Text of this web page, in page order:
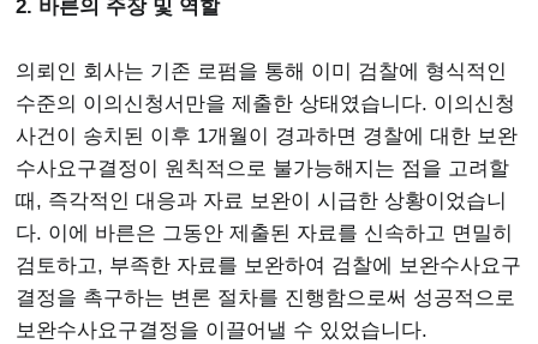
2. 바른의 주장 및 역할
의뢰인 회사는 기존 로펌을 통해 이미 검찰에 형식적인
수준의 이의신청서만을 제출한 상태였습니다. 이의신청
사건이 송치된 이후 1개월이 경과하면 경찰에 대한 보완
수사요구결정이 원칙적으로 불가능해지는 점을 고려할
때, 즉각적인 대응과 자료 보완이 시급한 상황이었습니
다. 이에 바른은 그동안 제출된 자료를 신속하고 면밀히
검토하고, 부족한 자료를 보완하여 검찰에 보완수사요구
결정을 촉구하는 변론 절차를 진행함으로써 성공적으로
보완수사요구결정을 이끌어낼 수 있었습니다.